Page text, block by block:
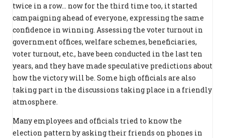
twice in a row... now for the third time too, it started
campaigning ahead of everyone, expressing the same
confidence in winning. Assessing the voter turnout in
government offices, welfare schemes, beneficiaries,
voter turnout, etc., have been conducted in the last ten
years, and they have made speculative predictions about
how the victory will be. Some high officials are also
taking part in the discussions taking place in a friendly
atmosphere.
Many employees and officials tried to know the
election pattern by asking their friends on phones in